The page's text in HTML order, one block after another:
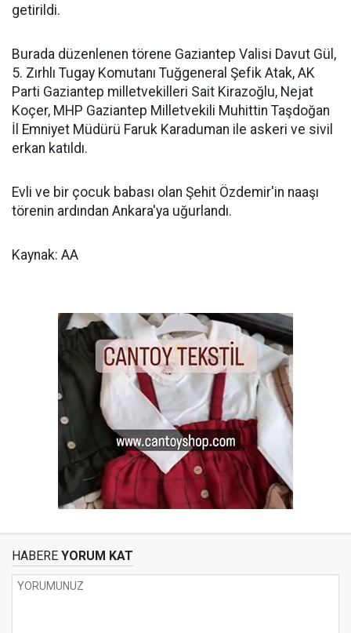
getirildi.
Burada düzenlenen törene Gaziantep Valisi Davut Gül,
5. Zırhlı Tugay Komutanı Tuğgeneral Şefik Atak, AK
Parti Gaziantep milletvekilleri Sait Kirazoğlu, Nejat
Koçer, MHP Gaziantep Milletvekili Muhittin Taşdoğan
İl Emniyet Müdürü Faruk Karaduman ile askeri ve sivil
erkan katıldı.
Evli ve bir çocuk babası olan Şehit Özdemir'in naaşı
törenin ardından Ankara'ya uğurlandı.
Kaynak: AA
HABERE YORUM KAT